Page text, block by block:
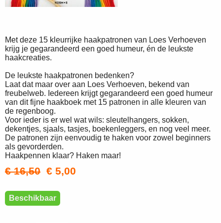
Met deze 15 kleurrijke haakpatronen van Loes Verhoeven
krijg je gegarandeerd een goed humeur, én de leukste
haakcreaties.
De leukste haakpatronen bedenken?
Laat dat maar over aan Loes Verhoeven, bekend van
freubelweb. Iedereen krijgt gegarandeerd een goed humeur
van dit fijne haakboek met 15 patronen in alle kleuren van
de regenboog.
Voor ieder is er wel wat wils: sleutelhangers, sokken,
dekentjes, sjaals, tasjes, boekenleggers, en nog veel meer.
De patronen zijn eenvoudig te haken voor zowel beginners
als gevorderden.
Haakpennen klaar? Haken maar!
€ 16,50 € 5,00
Beschikbaar